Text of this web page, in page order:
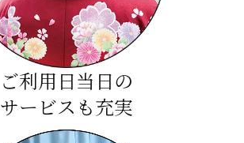
ご利用日当日の
サービスも充実